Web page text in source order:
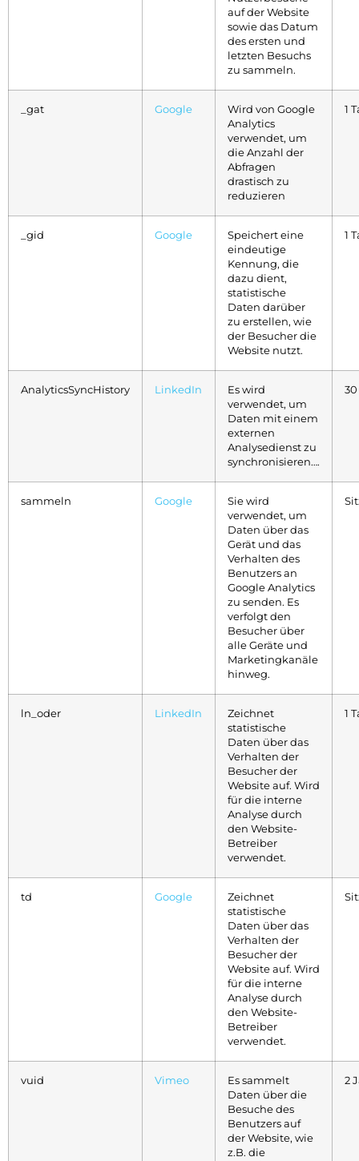
auf der Website
sowie das Datum
des ersten und
letzten Besuchs
zu sammeln.
_gat Google
Wird von Google
Analytics
verwendet, um
die Anzahl der
Abfragen
drastisch zu
reduzieren
1
_gid Google
Speichert eine
eindeutige
Kennung, die
dazu dient,
statistische
Daten darüber
zu erstellen, wie
der Besucher die
Website nutzt.
1
AnalyticsSyncHistory LinkedIn
Es wird
verwendet, um
Daten mit einem
externen
Analysedienst zu
synchronisieren….
sammeln Google
Sie wird
verwendet, um
Daten über das
Gerät und das
Verhalten des
Benutzers an
Google Analytics
zu senden. Es
verfolgt den
Besucher über
alle Geräte und
Marketingkanäle
hinweg.
ln_oder LinkedIn
Zeichnet
statistische
Daten über das
Verhalten der
Besucher der
Website auf. Wird
für die interne
Analyse durch
den Website-
Betreiber
verwendet.
1
td Google
Zeichnet
statistische
Daten über das
Verhalten der
Besucher der
Website auf. Wird
für die interne
Analyse durch
den Website-
Betreiber
verwendet.
vuid Vimeo
Es sammelt
Daten über die
Besuche des
Benutzers auf
der Website, wie
z.B. die
2